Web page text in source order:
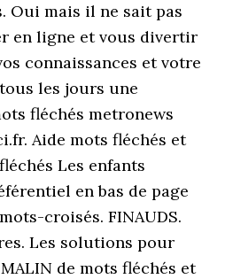
Oui mais il ne sait pas
en ligne et vous divertir
connaissances et votre
les jours une
fléchés metronews
Aide mots fléchés et
Les enfants
en bas de page
croisés. FINAUDS.
Les solutions pour
de mots fléchés et